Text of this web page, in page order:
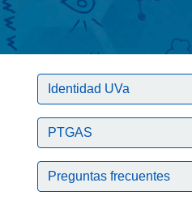
Identidad UVa
PTGAS
Preguntas frecuentes